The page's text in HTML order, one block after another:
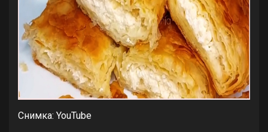
Снимка: YouTube